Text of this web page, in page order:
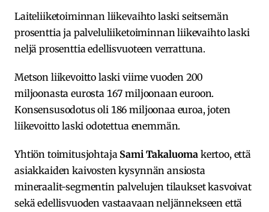
Laiteliiketoiminnan liikevaihto laski seitsemän
prosenttia ja palveluliiketoiminnan liikevaihto laski
neljä prosenttia edellisvuoteen verrattuna.
Metson liikevoitto laski viime vuoden 200
miljoonasta eurosta 167 miljoonaan euroon.
Konsensusodotus oli 186 miljoonaa euroa, joten
liikevoitto laski odotettua enemmän.
Yhtiön toimitusjohtaja Sami Takaluoma kertoo, että
asiakkaiden kaivosten kysynnän ansiosta
mineraalit-segmentin palvelujen tilaukset kasvoivat
sekä edellisvuoden vastaavaan neljännekseen että